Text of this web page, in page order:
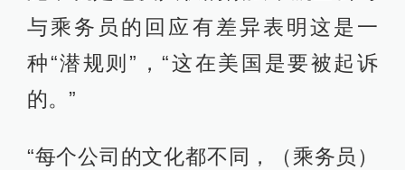
与乘务员的回应有差异表明这是一
种“潜规则”，“这在美国是要被起诉
的。”
“每个公司的文化都不同，（乘务员）